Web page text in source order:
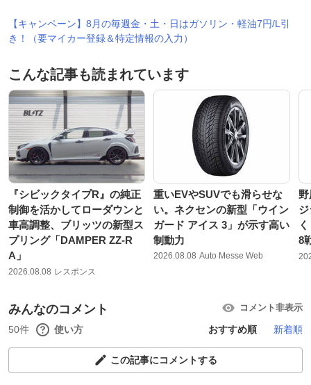
【キャンペーン】8月の毎週金・土・日はガソリン・軽油7円/L引
き！（要マイカー登録＆特定情報の入力）
こんな記事も読まれています
『シビックタイプR』の純正
制御を活かしてローダウンと
車高調整、ブリッツの新型ス
プリング「DAMPER ZZ-R
A」
2026.08.08 レスポンス
重いEVやSUVでも滑らせな
い。ネクセンの新型「ウイン
ガード アイス 3」が示す高い
制動力
2026.08.08 Auto Messe Web
8
みんなのコメント コメント非表示
50件 使い方 おすすめ順 新着順
この記事にコメントする